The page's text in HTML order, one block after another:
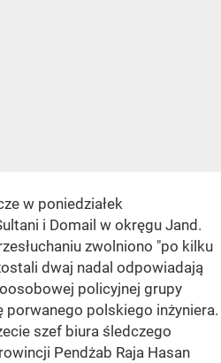
w poniedziałek
i Domail w okręgu Jand.
zwolniono "po kilku
dwaj nadal odpowiadają
policyjnej grupy
porwanego polskiego inżyniera.
szef biura śledczego
Pendżab Raja Hasan